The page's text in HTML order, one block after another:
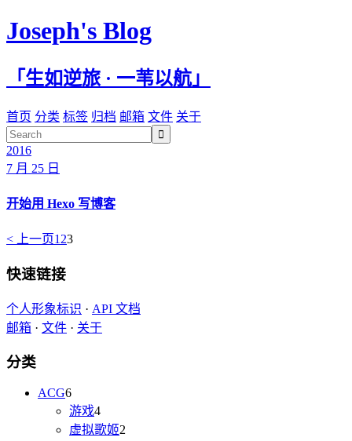
Joseph's Blog
「生如逆旅 · 一苇以航」
首页 分类 标签 归档 邮箱 文件 关于

2016
7 月 25 日
开始用 Hexo 写博客
< 上一页1 23
快速链接
个人形象标识 · API 文档
邮箱 · 文件 · 关于
分类
ACG6
游戏4
虚拟歌姬2